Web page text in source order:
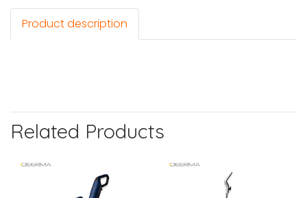
Product description
Related Products